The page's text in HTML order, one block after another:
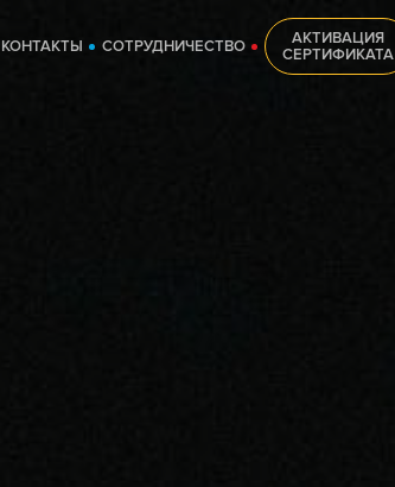
КОНТАКТЫ СОТРУДНИЧЕСТВО
АКТИВАЦИЯ
СЕРТИФИКАТА